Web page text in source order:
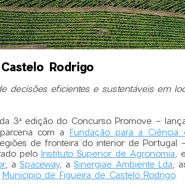
Rodrigo
decisões eficientes e sustentáveis em
3ª edição do Concurso Promove -
com a Fundação para a Ciência
de fronteira do interior de Portugal
pelo Instituto Superior de Agronomia ,
, a Spaceway, a Sinergiae Ambiente Lda ,
Município de Figueira de Castelo Rodrigo.